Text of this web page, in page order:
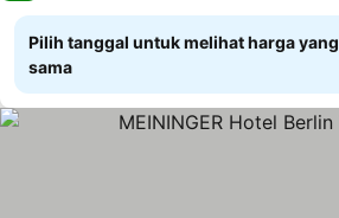
Pilih tanggal untuk melihat harga yang
sama